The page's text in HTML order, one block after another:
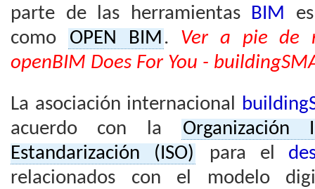
parte de las herramientasBIM
como
OPEN BIM . Ver a pie de
openBIM Does For You -
La asociación internacional
acuerdo con la
Estandarización (ISO)
para el
relacionados con el modelo